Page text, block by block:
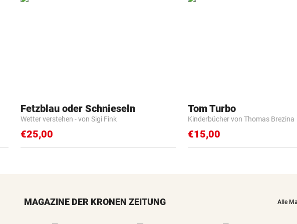
Fetzblau oder Schnieseln
Wetter verstehen - von Sigi Fink
€25,00
Tom Turbo
Kinderbücher von Thomas Brezina
€15,00
MAGAZINE DER KRONEN ZEITUNG Alle